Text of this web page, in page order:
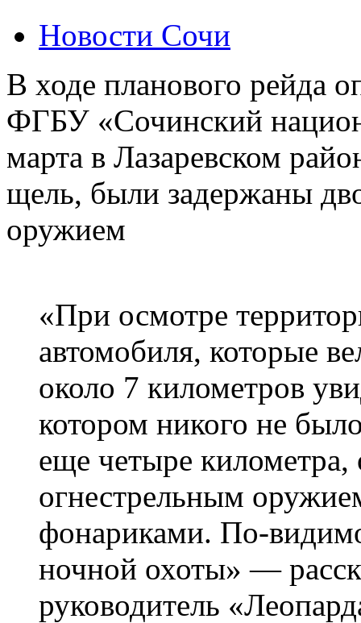
Новости Сочи
В ходе планового рейда
ФГБУ «Сочинский
марта в Лазаревском
щель, были задержаны
оружием
«При осмотре
автомобиля, которые
около 7 километров
котором никого не
еще четыре
огнестрельным
фонариками. По-
ночной охоты» —
руководитель